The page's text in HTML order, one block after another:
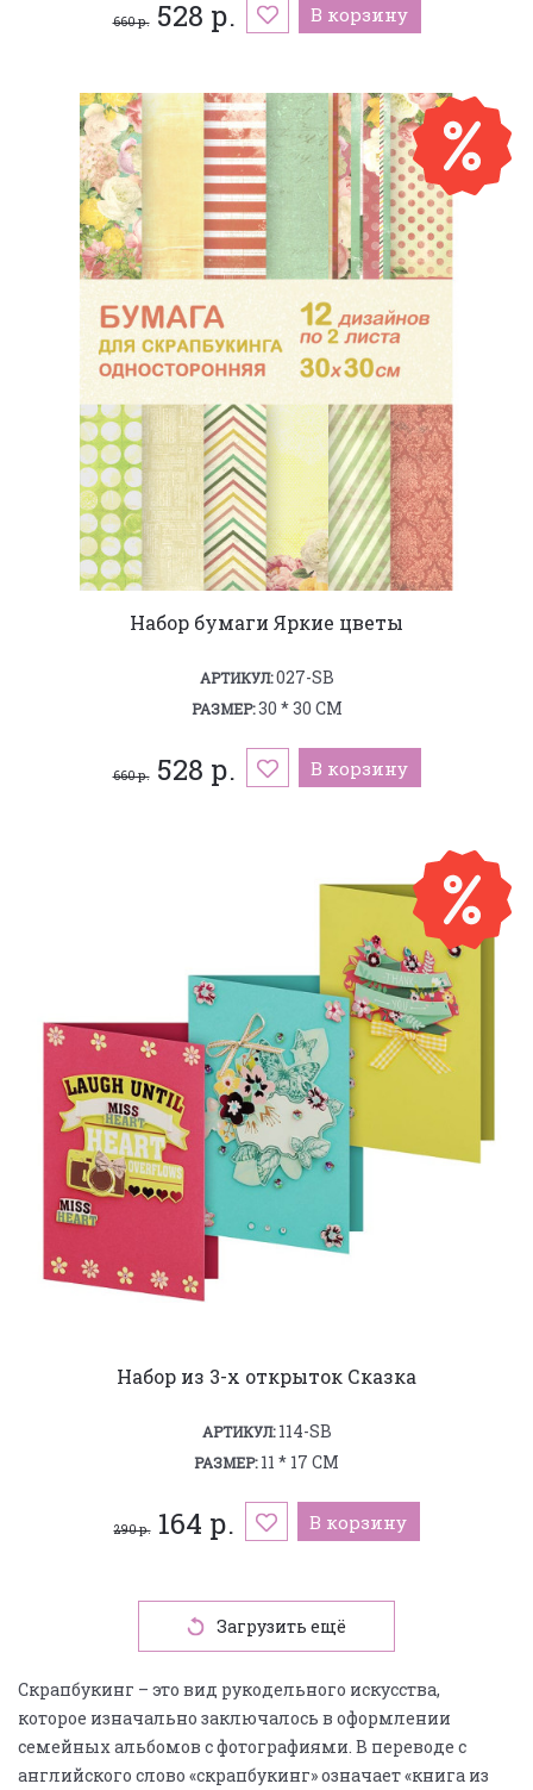
660 р.528 р. В корзину
Набор бумаги Яркие цветы
АРТИКУЛ:027-SB
РАЗМЕР:30 * 30 СМ
660 р.528 р. В корзину
Набор из 3-х открыток Сказка
АРТИКУЛ:114-SB
РАЗМЕР:11 * 17 СМ
290 р.164 р. В корзину
Загрузить ещё
Скрапбукинг – это вид рукодельного искусства,
которое изначально заключалось в оформлении
семейных альбомов с фотографиями. В переводе с
английского слово «скрапбукинг» означает «книга из